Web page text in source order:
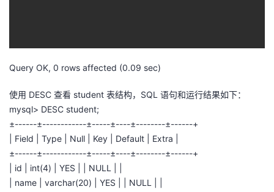
Query OK, 0 rows affected (0.09 sec)
使用 DESC 查看 student 表结构，SQL 语句和运行结果如下：
mysql> DESC student;
±------±------------±-----±----±--------±------+
| Field | Type | Null | Key | Default | Extra |
±------±------------±-----±----±--------±------+
| id | int(4) | YES | | NULL | |
| name | varchar(20) | YES | | NULL | |